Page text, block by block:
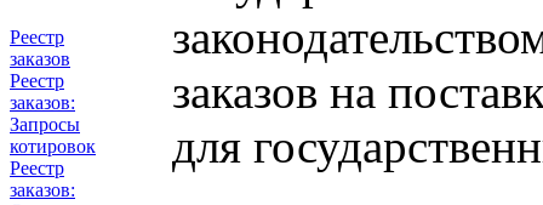
Реестр
заказов
Реестр
заказов:
Запросы
котировок
Реестр
заказов:
заказов на
для